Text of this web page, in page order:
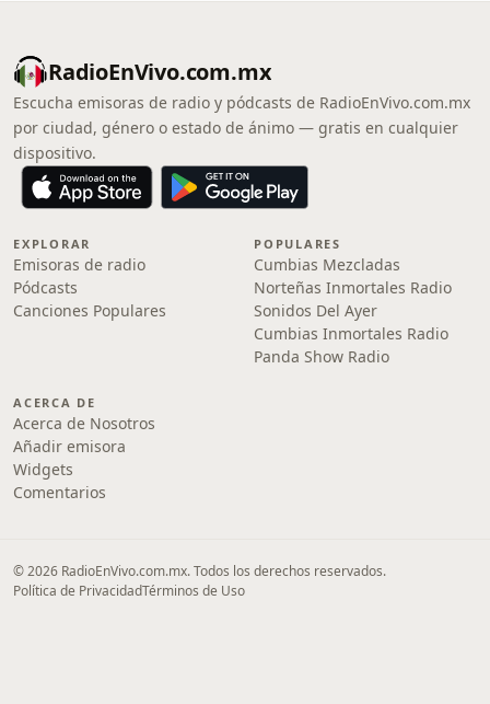
RadioEnVivo.com.mx
Escucha emisoras de radio y pódcasts de RadioEnVivo.com.mx
por ciudad, género o estado de ánimo — gratis en cualquier
dispositivo.
EXPLORAR
Emisoras de radio
Pódcasts
Canciones Populares
POPULARES
Cumbias Mezcladas
Norteñas Inmortales Radio
Sonidos Del Ayer
Cumbias Inmortales Radio
Panda Show Radio
ACERCA DE
Acerca de Nosotros
Añadir emisora
Widgets
Comentarios
© 2026 RadioEnVivo.com.mx. Todos los derechos reservados.
Política de PrivacidadTérminos de Uso